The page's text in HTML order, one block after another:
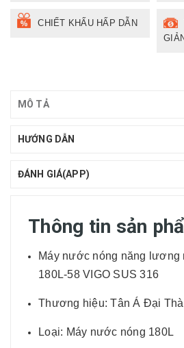
CHIẾT KHẤU HẤP DẪN
MÔ TẢ
HƯỚNG DẪN
ĐÁNH GIÁ(APP)
Thông tin sản
Máy nước nóng năng lương
180L-58 VIGO SUS 316
Thương hiệu: Tân Á Đại
Loại: Máy nước nóng 180L